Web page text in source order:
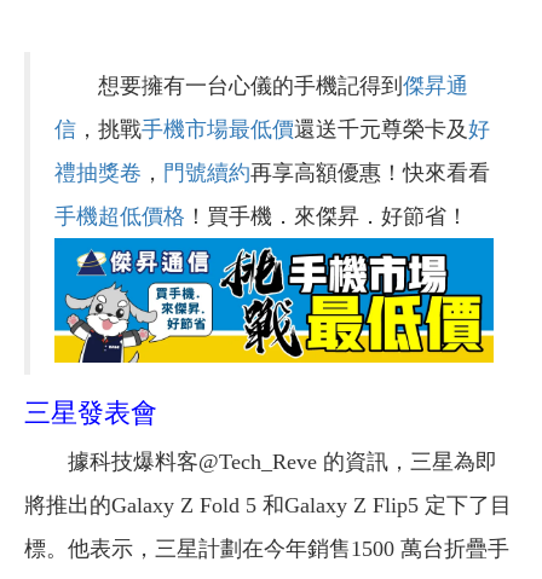
想要擁有一台心儀的手機記得到 傑昇通
信 ，挑戰手機市場最低價還送千元尊榮卡及好
禮抽獎卷 ， 門號續約再享高額優惠！快來看看
手機超低價格 ！買手機．來傑昇．好節省！
三星發表會
據科技爆料客@Tech_Reve 的資訊，三星為即
將推出的Galaxy Z Fold 5 和Galaxy Z Flip5 定下了目
標。他表示，三星計劃在今年銷售1500 萬台折疊手